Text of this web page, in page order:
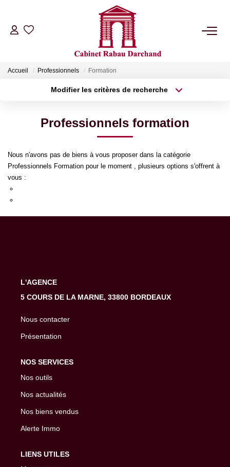
LOCATIONS
Accueil Professionnels Formation
Modifier les critères de recherche
Type de bien
Budget max Plus de critères
Professionnels formation
Nous n'avons pas de biens à vous proposer dans la catégorie
Professionnels Formation pour le moment , plusieurs options s'offrent à
vous :
L'AGENCE
5 COURS DE LA MARNE, 33800 BORDEAUX
Nous contacter
Présentation
NOS SERVICES
Nos outils
Nos actualités
Nos biens vendus
Alerte Immo
LIENS UTILES